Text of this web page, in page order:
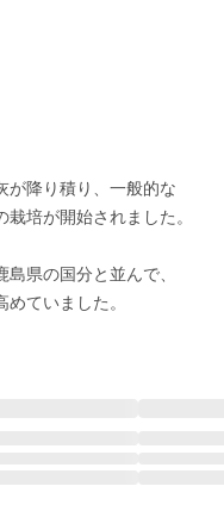
が降り積り、一般的な
培が開始されました。
県の国分と並んで、
ていました。